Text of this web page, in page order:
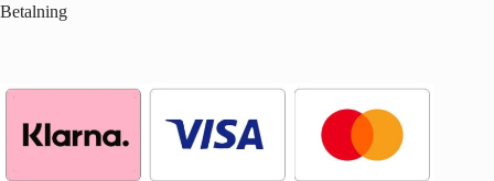
Betalning